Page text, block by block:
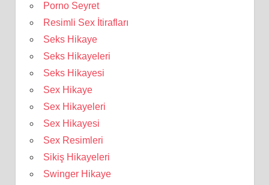
Porno Seyret
Resimli Sex İtirafları
Seks Hikaye
Seks Hikayeleri
Seks Hikayesi
Sex Hikaye
Sex Hikayeleri
Sex Hikayesi
Sex Resimleri
Sikiş Hikayeleri
Swinger Hikaye